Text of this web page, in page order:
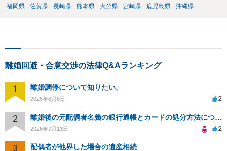
福岡県
佐賀県 長崎県 熊本県 大分県 宮崎県 鹿児島県 沖縄県
離婚回避・合意交渉の法律Q&Aランキング
1 離婚調停について知りたい。
2026年8月6日 2
2 離婚後の元配偶者名義の銀行通帳とカードの処分方法について
2026年7月13日 2
3 配偶者が他界した場合の遺産相続